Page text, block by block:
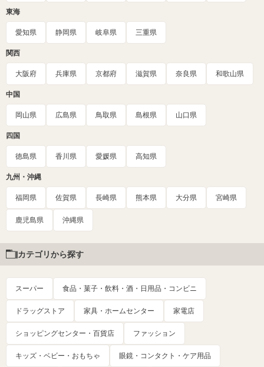
東海
愛知県 静岡県 岐阜県 三重県
関西
大阪府 兵庫県 京都府 滋賀県 奈良県 和歌山県
中国
岡山県 広島県 鳥取県 島根県 山口県
四国
徳島県 香川県 愛媛県 高知県
九州・沖縄
福岡県 佐賀県 長崎県 熊本県 大分県 宮崎県
鹿児島県 沖縄県
カテゴリから探す
スーパー 食品・菓子・飲料・酒・日用品・コンビニ
ドラッグストア 家具・ホームセンター 家電店
ショッピングセンター・百貨店 ファッション
キッズ・ベビー・おもちゃ 眼鏡・コンタクト・ケア用品